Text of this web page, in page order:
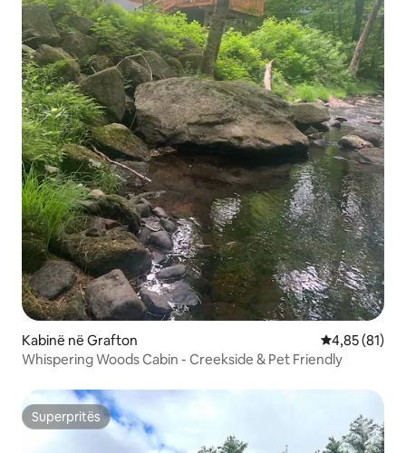
Kabinë në Grafton Vlerësimi
4,85 (81)
Whispering Woods Cabin - Creekside & Pet Friendly
Superpritës
Superpritës